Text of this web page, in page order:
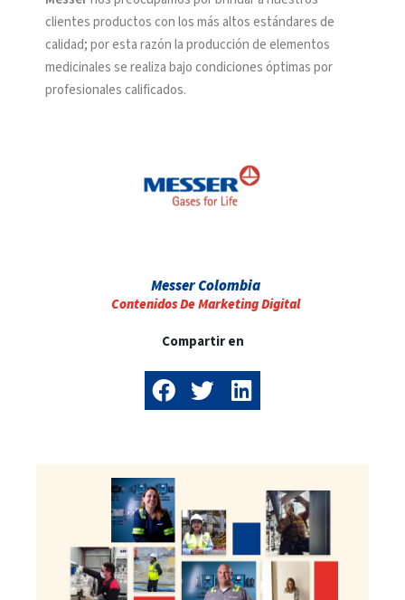
clientes productos con los más altos estándares de
calidad; por esta razón la producción de elementos
medicinales se realiza bajo condiciones óptimas por
profesionales calificados.
Messer Colombia
Contenidos De Marketing Digital
Compartir en